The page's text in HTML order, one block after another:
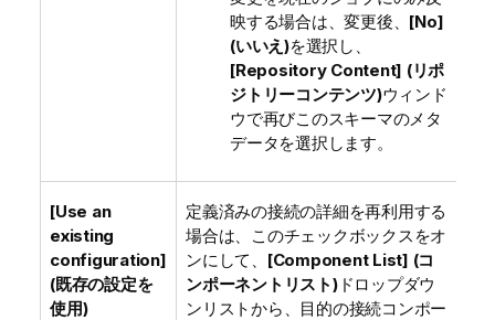
映する場合は、変更後、 [No]
(いいえ)を選択し、
[Repository Content] (リポ
ジトリーコンテンツ)ウィンド
ウで再びこのスキーマのメタ
データを選択します。
[Use an
existing
configuration]
(既存の設定を
使用)
定義済みの接続の詳細を再利用する
場合は、このチェックボックスをオ
ンにして、 [Component List] (コ
ンポーネントリスト)ドロップダウ
ンリストから、目的の接続コンポー